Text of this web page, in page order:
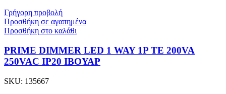
Γρήγορη προβολή
Προσθήκη σε αγαπημένα
Προσθήκη στο καλάθι
PRIME DIMMER LED 1 WAY 1P TE 200VA
250VAC IP20 ΙΒΟΥΑΡ
SKU: 135667